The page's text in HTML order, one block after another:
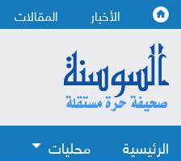
الأخبار المقالات
الرئيسية محليات